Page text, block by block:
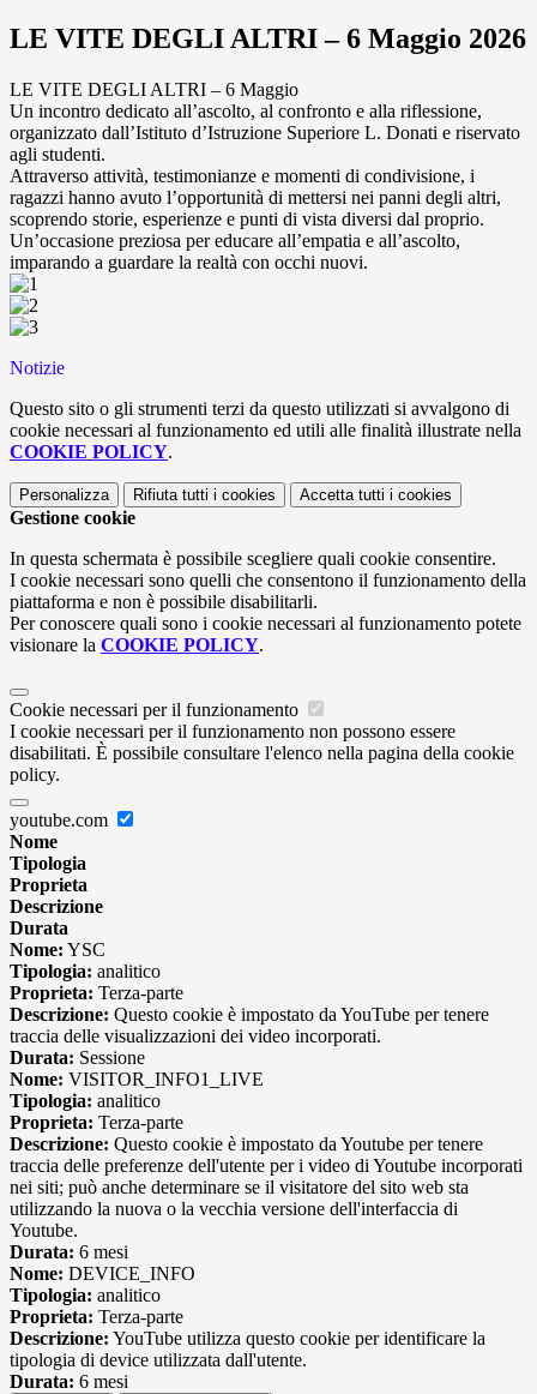
LE VITE DEGLI ALTRI – 6 Maggio 2026
LE VITE DEGLI ALTRI – 6 Maggio
Un incontro dedicato all’ascolto, al confronto e alla riflessione,
organizzato dall’Istituto d’Istruzione Superiore L. Donati e riservato
agli studenti.
Attraverso attività, testimonianze e momenti di condivisione, i
ragazzi hanno avuto l’opportunità di mettersi nei panni degli altri,
scoprendo storie, esperienze e punti di vista diversi dal proprio.
Un’occasione preziosa per educare all’empatia e all’ascolto,
imparando a guardare la realtà con occhi nuovi.
Notizie
Questo sito o gli strumenti terzi da questo utilizzati si avvalgono di
cookie necessari al funzionamento ed utili alle finalità illustrate nella
COOKIE POLICY.
Personalizza Rifiuta tutti i cookies Accetta tutti i cookies
Gestione cookie
In questa schermata è possibile scegliere quali cookie consentire.
I cookie necessari sono quelli che consentono il funzionamento della
piattaforma e non è possibile disabilitarli.
Per conoscere quali sono i cookie necessari al funzionamento potete
visionare la COOKIE POLICY.
Cookie necessari per il funzionamento
I cookie necessari per il funzionamento non possono essere
disabilitati. È possibile consultare l'elenco nella pagina della cookie
policy.
youtube.com
Nome
Tipologia
Proprieta
Descrizione
Durata
Nome: YSC
Tipologia: analitico
Proprieta: Terza-parte
Descrizione: Questo cookie è impostato da YouTube per tenere
traccia delle visualizzazioni dei video incorporati.
Durata: Sessione
Nome: VISITOR_INFO1_LIVE
Tipologia: analitico
Proprieta: Terza-parte
Descrizione: Questo cookie è impostato da Youtube per tenere
traccia delle preferenze dell'utente per i video di Youtube incorporati
nei siti; può anche determinare se il visitatore del sito web sta
utilizzando la nuova o la vecchia versione dell'interfaccia di
Youtube.
Durata: 6 mesi
Nome: DEVICE_INFO
Tipologia: analitico
Proprieta: Terza-parte
Descrizione: YouTube utilizza questo cookie per identificare la
tipologia di device utilizzata dall'utente.
Durata: 6 mesi